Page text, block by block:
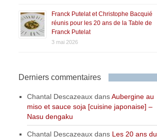
Franck Putelat et Christophe Bacquié
réunis pour les 20 ans de la Table de
Franck Putelat
3 mai 2026
Derniers commentaires
Chantal Descazeaux dansAubergine au
miso et sauce soja [cuisine japonaise] –
Nasu dengaku
Chantal Descazeaux dans Les 20 ans du